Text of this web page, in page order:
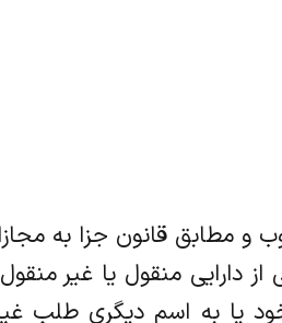
منقول یا غیر